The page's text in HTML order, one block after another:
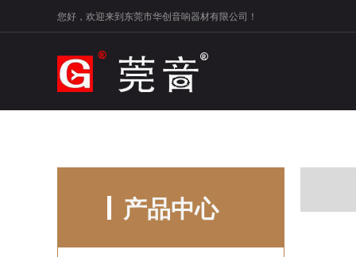
您好，欢迎来到东莞市华创音响器材有限公司！
产品中心